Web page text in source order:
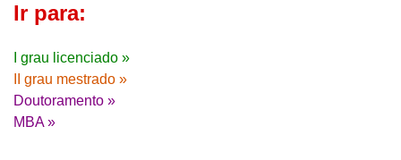
Ir para:
I grau licenciado »
II grau mestrado »
Doutoramento »
MBA »